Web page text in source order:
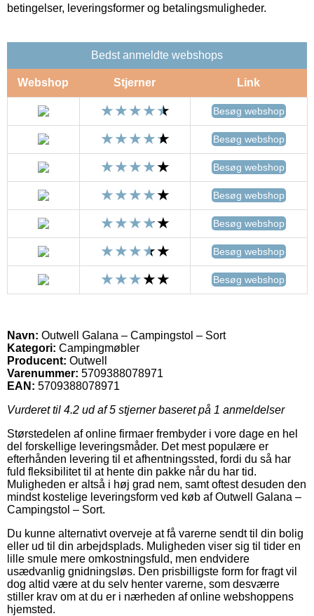
betingelser, leveringsformer og betalingsmuligheder.
Bedst anmeldte webshops
Webshop Stjerner Link
Besøg webshop
Besøg webshop
Besøg webshop
Besøg webshop
Besøg webshop
Besøg webshop
Besøg webshop
Navn: Outwell Galana – Campingstol – Sort
Kategori: Campingmøbler
Producent: Outwell
Varenummer: 5709388078971
EAN: 5709388078971
Vurderet til 4.2 ud af 5 stjerner baseret på 1 anmeldelser
Størstedelen af online firmaer frembyder i vore dage en hel
del forskellige leveringsmåder. Det mest populære er
efterhånden levering til et afhentningssted, fordi du så har
fuld fleksibilitet til at hente din pakke når du har tid.
Muligheden er altså i høj grad nem, samt oftest desuden den
mindst kostelige leveringsform ved køb af Outwell Galana –
Campingstol – Sort.
Du kunne alternativt overveje at få varerne sendt til din bolig
eller ud til din arbejdsplads. Muligheden viser sig til tider en
lille smule mere omkostningsfuld, men endvidere
usædvanlig gnidningsløs. Den prisbilligste form for fragt vil
dog altid være at du selv henter varerne, som desværre
stiller krav om at du er i nærheden af online webshoppens
hjemsted.